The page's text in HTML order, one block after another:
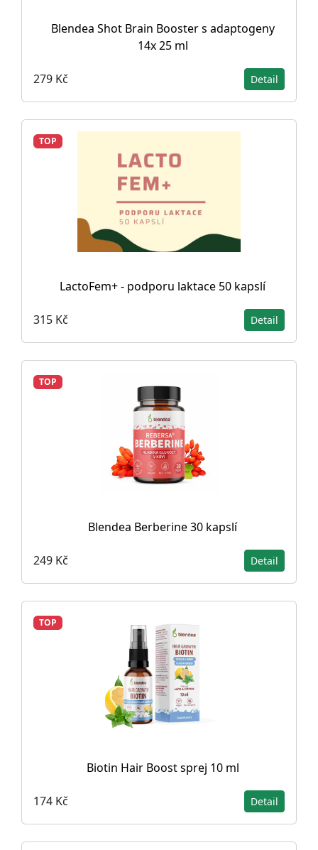
Blendea Shot Brain Booster s adaptogeny
14x 25 ml
279 Kč Detail
TOP
LactoFem+ - podporu laktace 50 kapslí
315 Kč Detail
TOP
Blendea Berberine 30 kapslí
249 Kč Detail
TOP
Biotin Hair Boost sprej 10 ml
174 Kč Detail